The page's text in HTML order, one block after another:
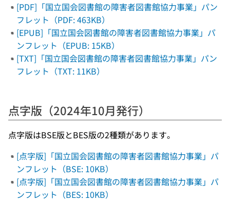
[PDF]「国立国会図書館の障害者図書館協力事業」パン
フレット（PDF: 463KB）
[EPUB]「国立国会図書館の障害者図書館協力事業」パ
ンフレット（EPUB: 15KB）
[TXT]「国立国会図書館の障害者図書館協力事業」パン
フレット（TXT: 11KB）
点字版（2024年10月発行）
点字版はBSE版とBES版の2種類があります。
[点字版]「国立国会図書館の障害者図書館協力事業」パ
ンフレット（BSE: 10KB）
[点字版]「国立国会図書館の障害者図書館協力事業」パ
ンフレット（BES: 10KB）